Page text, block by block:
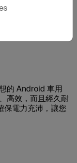
度、安全和智
的 Android 車用
高效，而且經久耐
保電力充沛，讓您